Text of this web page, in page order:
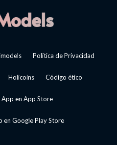
Política de Privacidad
Holicoins Código ético
App en App Store
en Google Play Store